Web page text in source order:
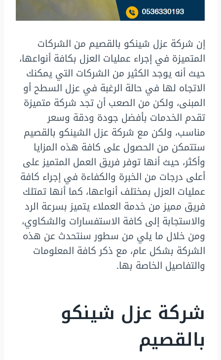
إن شركة عزل شينكو بالقصيم من الشركات
المتميزة في إجراء عمليات العزل بكافة أنواعها،
حيث أنه يوجد الكثير من الشركات التي يمكنك
الاتجاه لها في حالة الرغبة في عزل السطح أو
المبنى، ولكن من الصعب أن تجد شركة متميزة
تقدم الخدمات بأفضل جودة ودقة وسعر
مناسب، ولكن مع شركة عزل الشينكو بالقصيم
ستتمكن من الحصول على كافة هذه المزايا
وأكثر، حيث أنها توفر فريق العمل المتميز على
أعلى درجات من الخبرة والكفاءة في إجراء كافة
عمليات العزل بمختلف أنواعها، كما أنها تمتلك
فريق مميز من خدمة العملاء يتميز بسرعة الرد
والاستجابة إلى كافة الاستفسارات والشكاوي،
ومن خلال ما يلي من سطور سنتحدث عن هذه
الشركة بشكل عام، مع ذكر كافة المعلومات
والتفاصيل الخاصة بها.
شركة عزل شينكو
بالقصيم